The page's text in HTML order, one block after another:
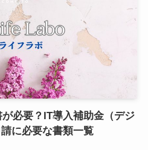
必要？IT導入補助金（デジ
に必要な書類一覧